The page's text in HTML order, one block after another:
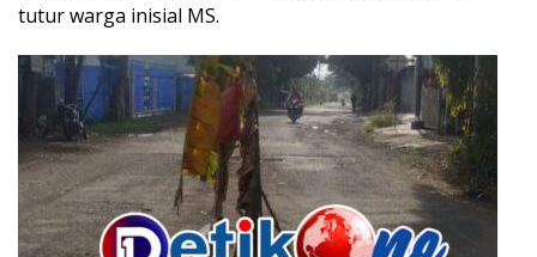
tutur warga inisial MS.